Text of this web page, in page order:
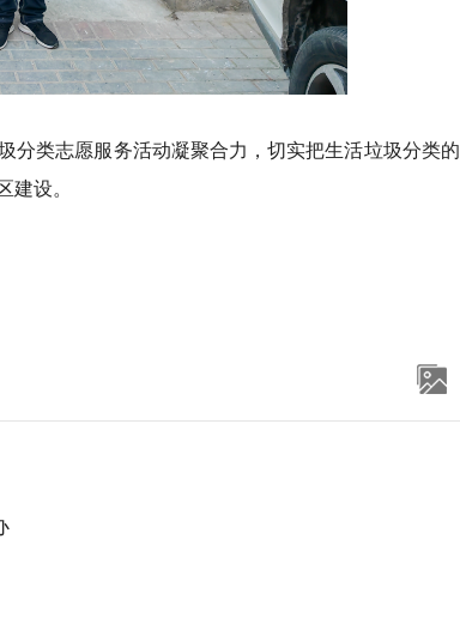
分类志愿服务活动凝聚合力，切实把生活垃圾分类
设。